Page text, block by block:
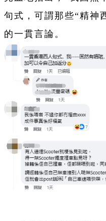
句式，可謂那些“精神
的一貫言論。